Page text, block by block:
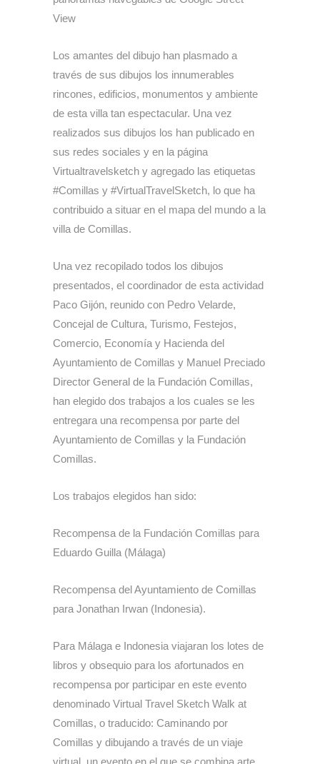
View
Los amantes del dibujo han plasmado a
través de sus dibujos los innumerables
rincones, edificios, monumentos y ambiente
de esta villa tan espectacular. Una vez
realizados sus dibujos los han publicado en
sus redes sociales y en la página
Virtualtravelsketch y agregado las etiquetas
#Comillas y #VirtualTravelSketch, lo que ha
contribuido a situar en el mapa del mundo a la
villa de Comillas.
Una vez recopilado todos los dibujos
presentados, el coordinador de esta actividad
Paco Gijón, reunido con Pedro Velarde,
Concejal de Cultura, Turismo, Festejos,
Comercio, Economía y Hacienda del
Ayuntamiento de Comillas y Manuel Preciado
Director General de la Fundación Comillas,
han elegido dos trabajos a los cuales se les
entregara una recompensa por parte del
Ayuntamiento de Comillas y la Fundación
Comillas.
Los trabajos elegidos han sido:
Recompensa de la Fundación Comillas para
Eduardo Guilla (Málaga)
Recompensa del Ayuntamiento de Comillas
para Jonathan Irwan (Indonesia).
Para Málaga e Indonesia viajaran los lotes de
libros y obsequio para los afortunados en
recompensa por participar en este evento
denominado Virtual Travel Sketch Walk at
Comillas, o traducido: Caminando por
Comillas y dibujando a través de un viaje
virtual, un evento en el que se combina arte,